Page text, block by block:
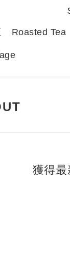
Roasted Tea
獲得